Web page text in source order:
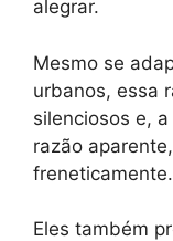
alegrar.
Mesmo se
urbanos, essa
silenciosos e,
razão
freneticamente.
Eles também